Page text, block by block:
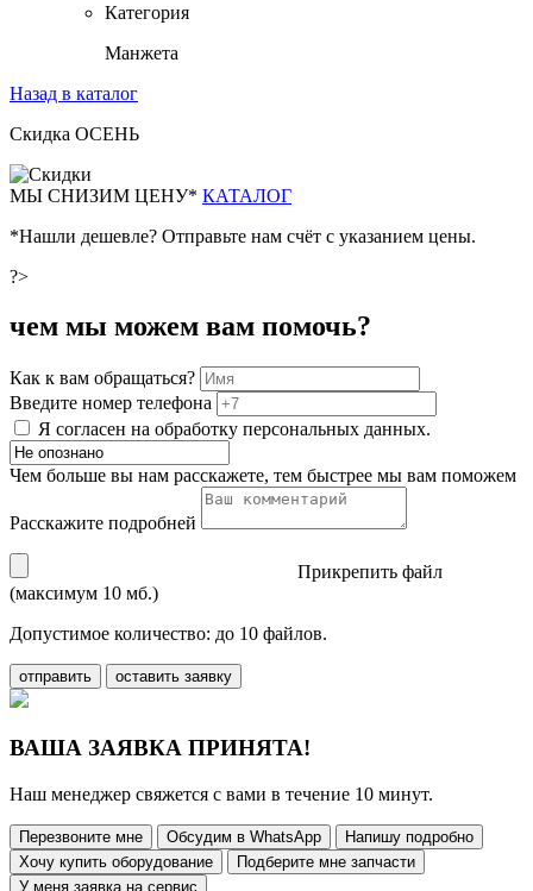
Категория
Манжета
Назад в каталог
Скидка ОСЕНЬ
МЫ СНИЗИМ ЦЕНУ* КАТАЛОГ
*Нашли дешевле? Отправьте нам счёт с указанием цены.
?>
чем мы можем вам помочь?
Как к вам обращаться?
Введите номер телефона
Я согласен на обработку персональных данных.
Чем больше вы нам расскажете, тем быстрее мы вам поможем
Расскажите подробней
Прикрепить файл
(максимум 10 мб.)
Допустимое количество: до 10 файлов.
отправить оставить заявку
ВАША ЗАЯВКА ПРИНЯТА!
Наш менеджер свяжется с вами в течение 10 минут.
Перезвоните мне Обсудим в WhatsApp
Напишу подробно
Хочу купить оборудование
Подберите мне запчасти
У меня заявка на сервис